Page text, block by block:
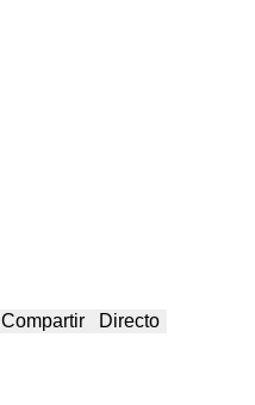
Compartir Directo